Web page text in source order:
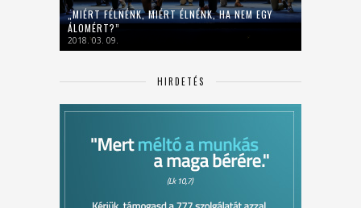
„MIÉRT FÉLNÉNK, MIÉRT ÉLNÉNK, HA NEM EGY
ÁLOMÉRT?”
2018. 03. 09.
HIRDETÉS